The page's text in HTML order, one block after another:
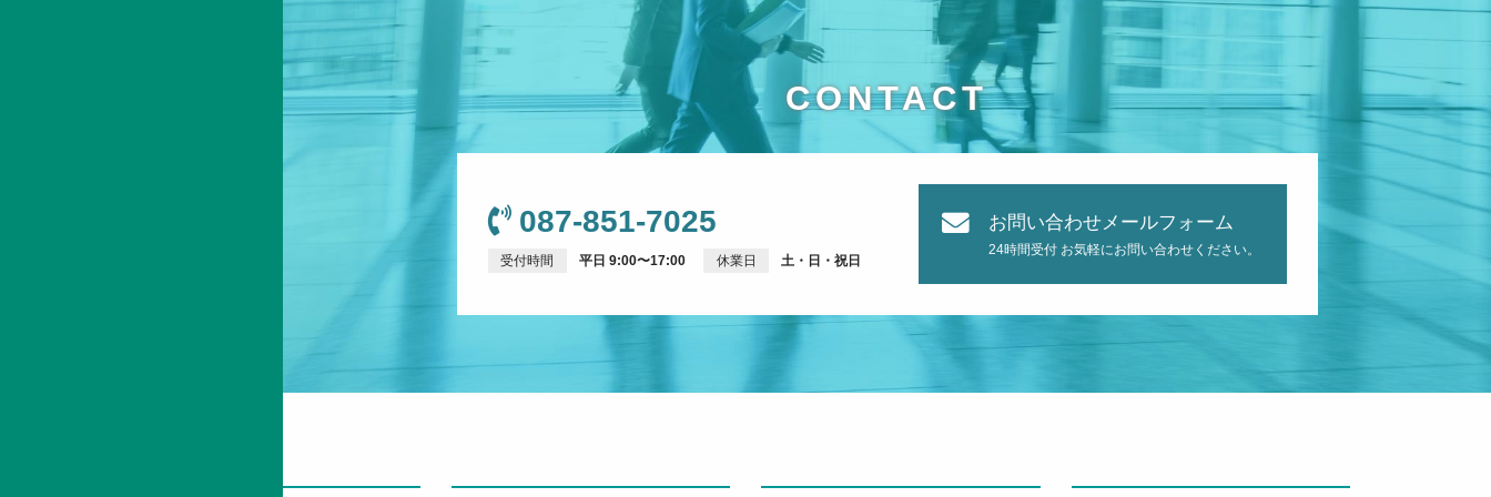
CONTACT
087-851-7025
受付時間 平日 9:00〜17:00 休業日 土・日・祝日
お問い合わせメールフォーム
24時間受付 お気軽にお問い合わせください。